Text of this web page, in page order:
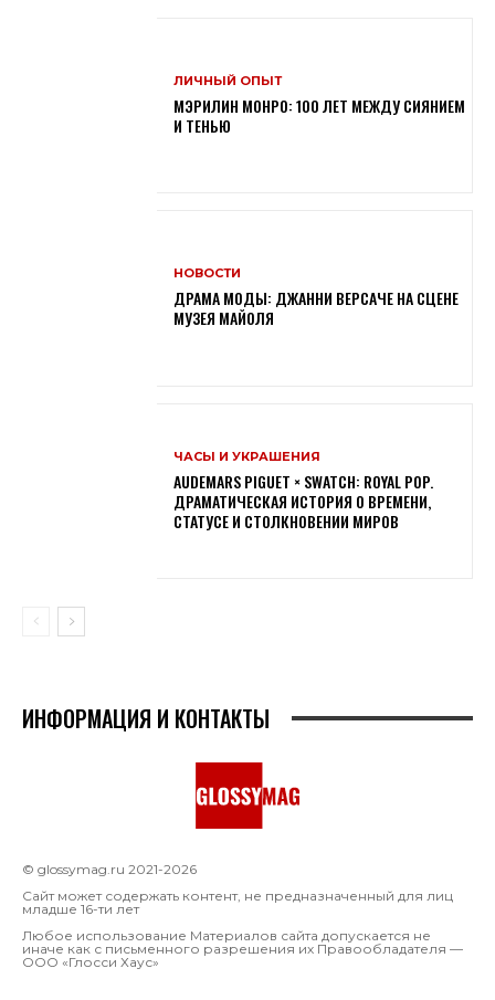
ЛИЧНЫЙ ОПЫТ
МЭРИЛИН МОНРО: 100 ЛЕТ МЕЖДУ СИЯНИЕМ
И ТЕНЬЮ
НОВОСТИ
ДРАМА МОДЫ: ДЖАННИ ВЕРСАЧЕ НА СЦЕНЕ
МУЗЕЯ МАЙОЛЯ
ЧАСЫ И УКРАШЕНИЯ
AUDEMARS PIGUET × SWATCH: ROYAL POP.
ДРАМАТИЧЕСКАЯ ИСТОРИЯ О ВРЕМЕНИ,
СТАТУСЕ И СТОЛКНОВЕНИИ МИРОВ
ИНФОРМАЦИЯ И КОНТАКТЫ
© glossymag.ru 2021-2026
Сайт может содержать контент, не предназначенный для лиц
младше 16-ти лет
Любое использование Материалов сайта допускается не
иначе как с письменного разрешения их Правообладателя —
OOO «Глосси Хаус»